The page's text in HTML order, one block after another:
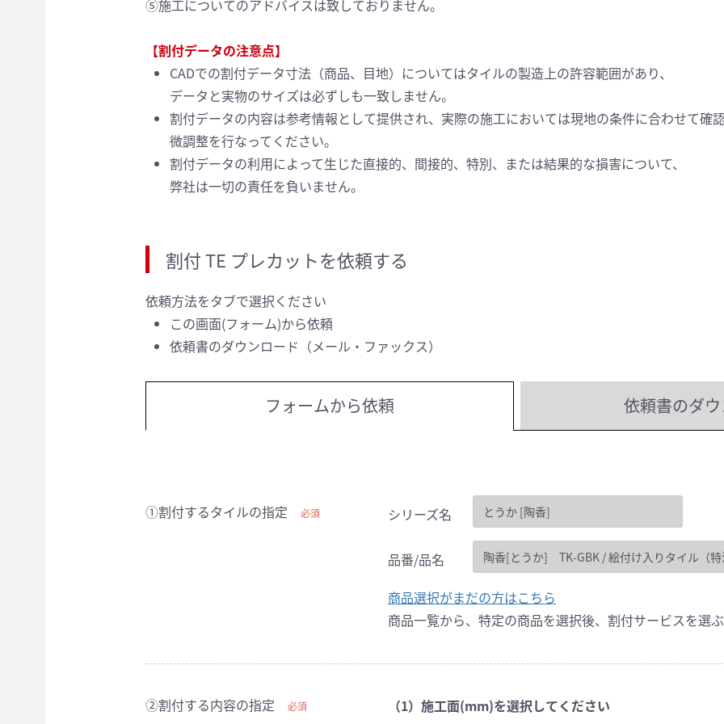
⑤施工についてのアドバイスは致しておりません。
【割付データの注意点】
CADでの割付データ寸法（商品、目地）についてはタイルの製造上の許容範囲があり、
データと実物のサイズは必ずしも一致しません。
割付データの内容は参考情報として提供され、実際の施工においては現地の条件に合わせて確
微調整を行なってください。
割付データの利用によって生じた直接的、間接的、特別、または結果的な損害について、
弊社は一切の責任を負いません。
割付 TE プレカットを依頼する
依頼方法をタブで選択ください
この画面(フォーム)から依頼
依頼書のダウンロード （メール・ファックス）
フォームから依頼 依頼書のダ
①割付するタイルの指定 必須 シリーズ名
品番/品名
商品選択がまだの方はこちら
商品一覧から、特定の商品を選択後、割付サービスを選
②割付する内容の指定 必須 （1）施工面(mm)を選択してください